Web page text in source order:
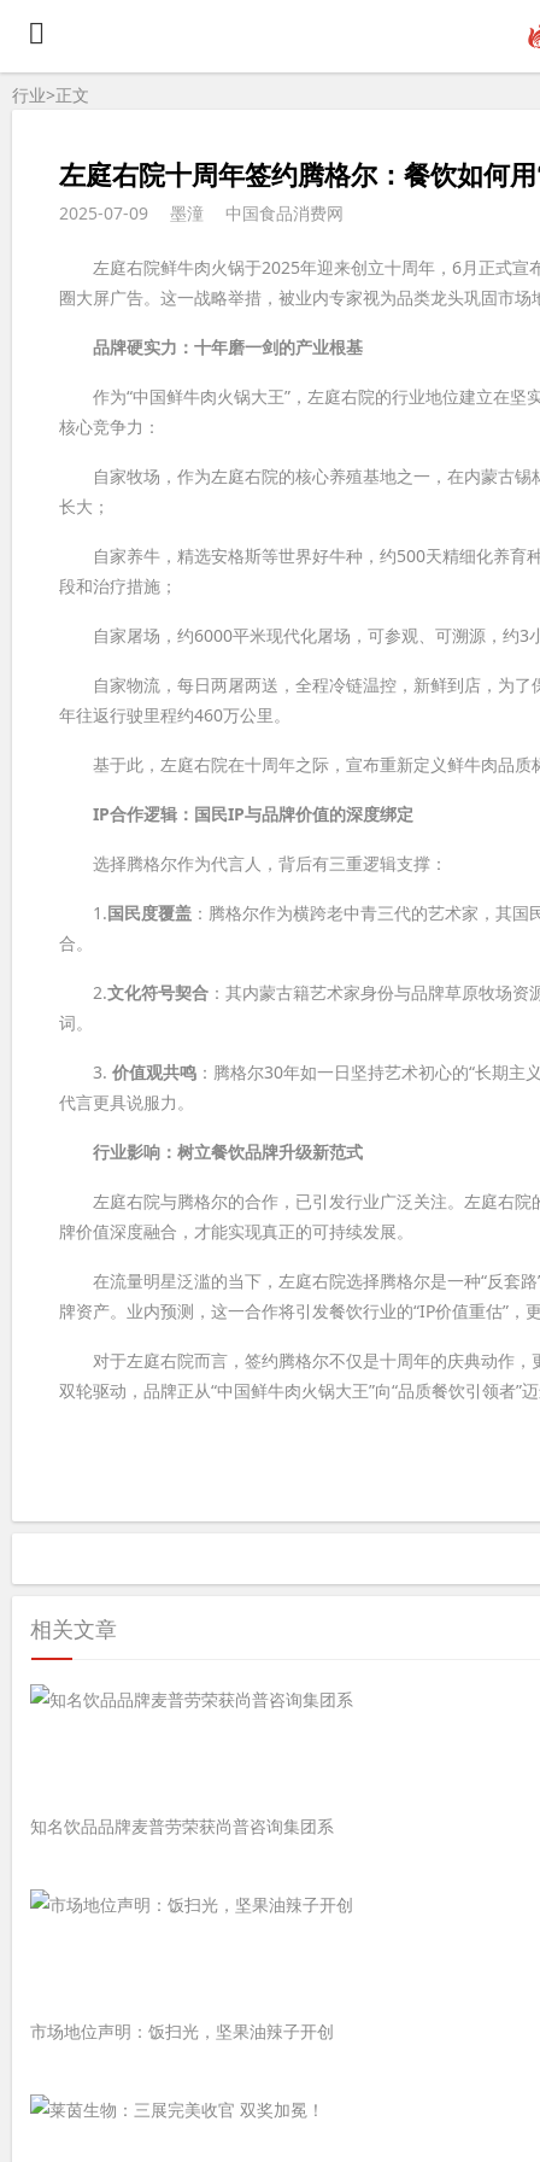
行业>正文
左庭右院十周年签约腾格尔：餐饮如何
2025-07-09 墨潼 中国食品消费网
左庭右院鲜牛肉火锅于2025年迎来创立十周年，6月正式宣
圈大屏广告。这一战略举措，被业内专家视为品类龙头巩固市
品牌硬实力：十年磨一剑的产业根基
作为“中国鲜牛肉火锅大王”，左庭右院的行业地位建立在坚
核心竞争力：
自家牧场，作为左庭右院的核心养殖基地之一，在内蒙古锡
长大；
自家养牛，精选安格斯等世界好牛种，约500天精细化养育
段和治疗措施；
自家屠场，约6000平米现代化屠场，可参观、可溯源，约3
自家物流，每日两屠两送，全程冷链温控，新鲜到店，为了
年往返行驶里程约460万公里。
基于此，左庭右院在十周年之际，宣布重新定义鲜牛肉品质
IP合作逻辑：国民IP与品牌价值的深度绑定
选择腾格尔作为代言人，背后有三重逻辑支撑：
1.国民度覆盖 ：腾格尔作为横跨老中青三代的艺术家，其
合。
2.文化符号契合 ：其内蒙古籍艺术家身份与品牌草原牧场
词。
3.价值观共鸣 ：腾格尔30年如一日坚持艺术初心的“长期
代言更具说服力。
行业影响：树立餐饮品牌升级新范式
左庭右院与腾格尔的合作，已引发行业广泛关注。左庭右院
牌价值深度融合，才能实现真正的可持续发展。
在流量明星泛滥的当下，左庭右院选择腾格尔是一种“反套
牌资产。业内预测，这一合作将引发餐饮行业的“IP价值重估”
对于左庭右院而言，签约腾格尔不仅是十周年的庆典动作，
双轮驱动，品牌正从“中国鲜牛肉火锅大王”向“品质餐饮引领者”
相关文章
知名饮品品牌麦普劳荣获尚普咨询集团系
市场地位声明：饭扫光，坚果油辣子开创